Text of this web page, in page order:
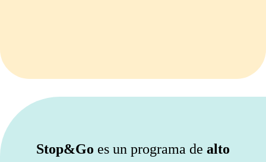
Stop&Go es un programa de alto